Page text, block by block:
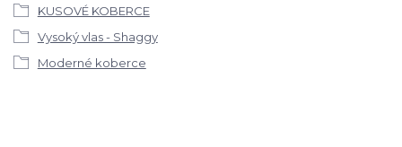
KUSOVÉ KOBERCE
Vysoký vlas - Shaggy
Moderné koberce